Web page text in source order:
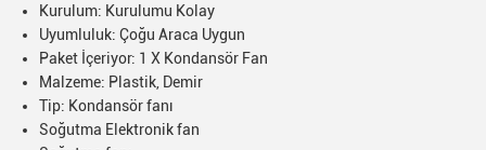
Kurulum: Kurulumu Kolay
Uyumluluk: Çoğu Araca Uygun
Paket İçeriyor: 1 X Kondansör Fan
Malzeme: Plastik, Demir
Tip: Kondansör fanı
Soğutma Elektronik fan